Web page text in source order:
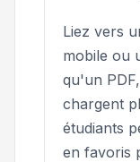
Liez vers
mobile ou
qu'un
chargent
étudiants
en favoris